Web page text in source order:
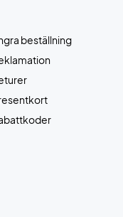
beställning